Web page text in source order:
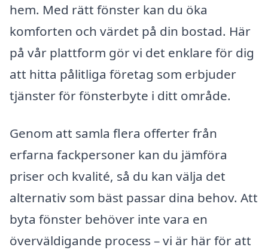
hem. Med rätt fönster kan du öka
komforten och värdet på din bostad. Här
på vår plattform gör vi det enklare för dig
att hitta pålitliga företag som erbjuder
tjänster för fönsterbyte i ditt område.
Genom att samla flera offerter från
erfarna fackpersoner kan du jämföra
priser och kvalité, så du kan välja det
alternativ som bäst passar dina behov. Att
byta fönster behöver inte vara en
överväldigande process – vi är här för att